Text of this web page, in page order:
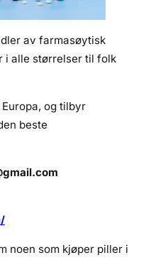
d
k
i
t
av farmasøytisk
i alle størrelser til folk
og tilbyr
beste
noen som kjøper piller i